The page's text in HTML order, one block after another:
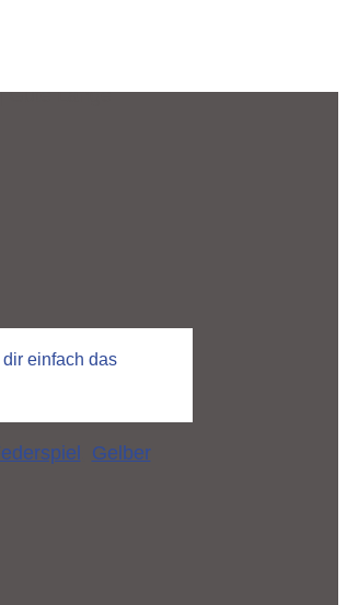
Gute Länge
einfach das
Gelber